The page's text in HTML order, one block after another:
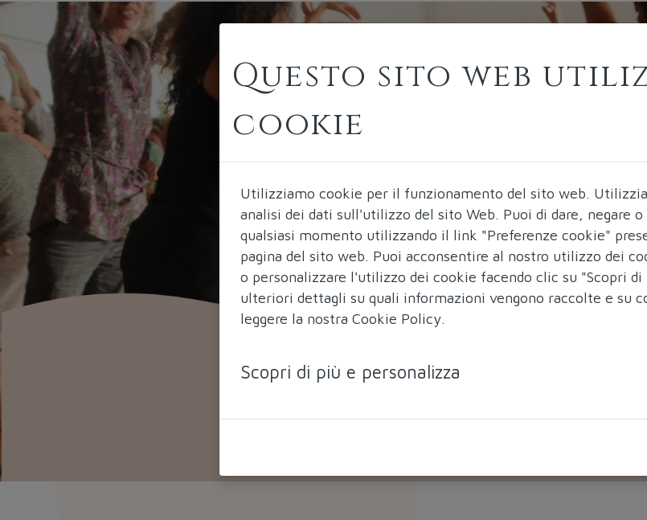
Questo sito web
cookie
Utilizziamo cookie per il funzionamento del sito web.
analisi dei dati sull'utilizzo del sito Web. Puoi di dare, negare
qualsiasi momento utilizzando il link "Preferenze cookie"
pagina del sito web. Puoi acconsentire al nostro utilizzo dei
o personalizzare l'utilizzo dei cookie facendo clic su "Scopri
ulteriori dettagli su quali informazioni vengono raccolte e su
leggere la nostra Cookie Policy.
Scopri di più e personalizza